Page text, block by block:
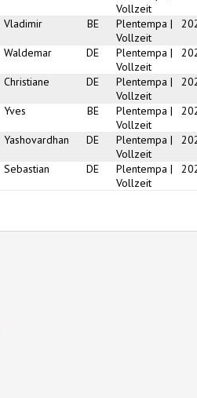
Vollzeit
Vladimir BE
Plentempa |
Vollzeit
Waldemar DE
Plentempa |
Vollzeit
Christiane DE
Plentempa |
Vollzeit
Yves BE
Plentempa |
Vollzeit
Yashovardhan DE
Plentempa |
Vollzeit
Sebastian DE
Plentempa |
Vollzeit